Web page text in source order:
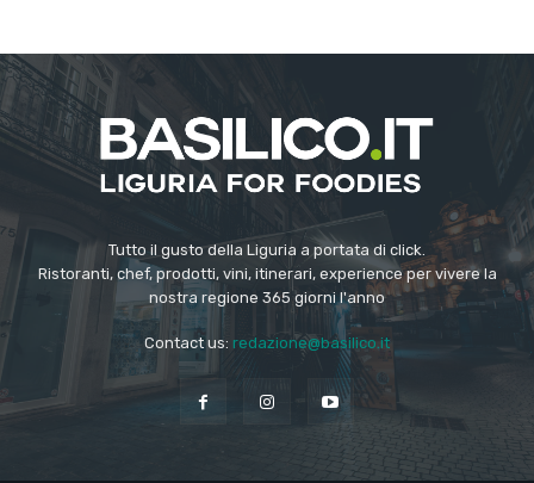
Tutto il gusto della Liguria a portata di click.
Ristoranti, chef, prodotti, vini, itinerari, experience per vivere la
nostra regione 365 giorni l'anno
Contact us: redazione@basilico.it